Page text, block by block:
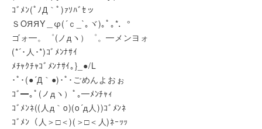
ｺﾞﾒﾝ(ﾟﾉД｀ﾟ)ｧｿﾊﾞｾッ
ＳΟЯЯΥ＿φ(´ｃ_`｡ヾ)｡ﾟ｡*．°
ゴォ━。゜(ノдヽ）゜。━メンヨォ
(*´･人･*)ｺﾞﾒﾝﾅｻｲ
ﾒﾁｬｸﾁｬｺﾞﾒﾝﾅｻｲ｡}_●/L
･ﾟ･(●´Д｀●)･ﾟ･ごめんよおぉ
ｺﾞ━｡ﾟ(ノдヽ）ﾟ｡━ﾒﾝﾁｬｨ
ｺﾞﾒﾝﾈ((人д｀o)(o´д人))ｺﾞﾒﾝﾈ
ｺﾞﾒﾝ（人＞□＜)(＞□＜人)ﾈｰｯｯ